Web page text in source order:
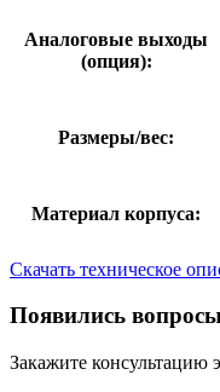
Аналоговые выходы
(опция):
Размеры/вес:
Материал корпуса:
Скачать техническое
Появились
Закажите консультацию